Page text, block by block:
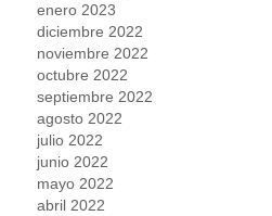
enero 2023
diciembre 2022
noviembre 2022
octubre 2022
septiembre 2022
agosto 2022
julio 2022
junio 2022
mayo 2022
abril 2022